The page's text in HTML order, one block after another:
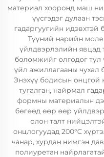
материал хооронд маш
үүсгэдэг дулаан
гадаргуугийн идэвхтэй
Түүний нарийн
үйлдвэрлэлийн явцад
боломжийг олгодог
үйл ажиллагааны чухал
Энэхүү бодисын онцгой
тугалган, найрмал
формны материалын
бөгөөд өөр өөр
олон талт
онцлогуудад 200°C
чанар, хурдан нимгэн
полиуретан